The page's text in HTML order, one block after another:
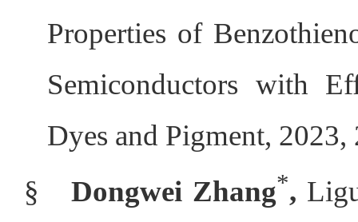
Properties of
Semiconductors with
Dyes and Pigment, 2023,
§
Dongwei Zhang*,